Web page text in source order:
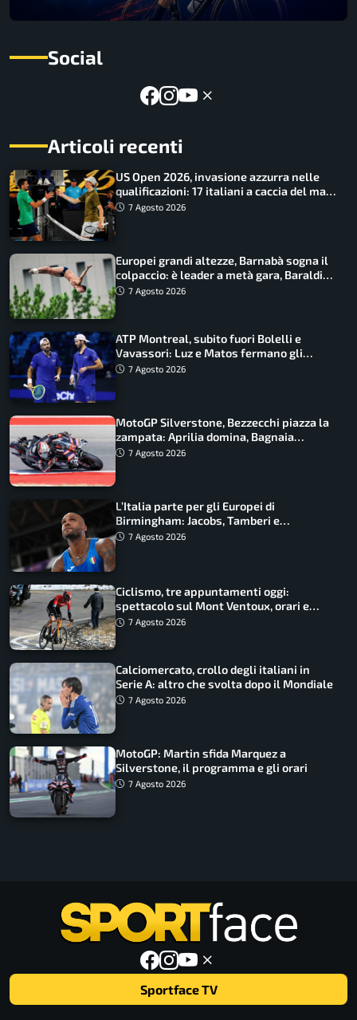
Social
Articoli recenti
US Open 2026, invasione azzurra nelle
qualificazioni: 17 italiani a caccia del main
draw7 Agosto 2026
Europei grandi altezze, Barnabà sogna il
colpaccio: è leader a metà gara, Baraldi
ancora in corsa
7 Agosto 2026
ATP Montreal, subito fuori Bolelli e
Vavassori: Luz e Matos fermano gli
azzurri
7 Agosto 2026
MotoGP Silverstone, Bezzecchi piazza la
zampata: Aprilia domina, Bagnaia
costretto al Q1
7 Agosto 2026
L’Italia parte per gli Europei di
Birmingham: Jacobs, Tamberi e
Battocletti guidano una spedizione
7 Agosto 2026
Ciclismo, tre appuntamenti oggi:
spettacolo sul Mont Ventoux, orari e
come vederli
7 Agosto 2026
Calciomercato, crollo degli italiani in
Serie A: altro che svolta dopo il Mondiale
7 Agosto 2026
MotoGP: Martin sfida Marquez a
Silverstone, il programma e gli orari
7 Agosto 2026
Sportface TV